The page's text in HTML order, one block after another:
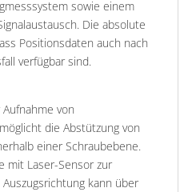
sowie einem
Die absolute
Positionsdaten auch nach
verfügbar sind.
von
die Abstützung von
einer Schraubebene.
mit Laser-Sensor zur
kann über